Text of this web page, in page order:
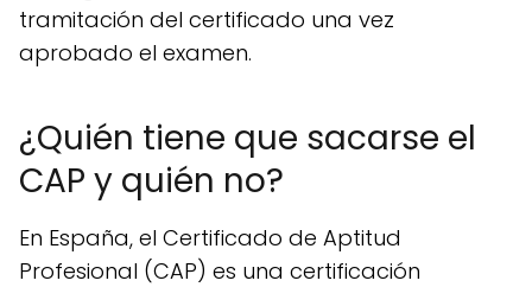
tramitación del certificado una vez
aprobado el examen.
¿Quién tiene que sacarse el
CAP y quién no?
En España, el Certificado de Aptitud
Profesional (CAP) es una certificación